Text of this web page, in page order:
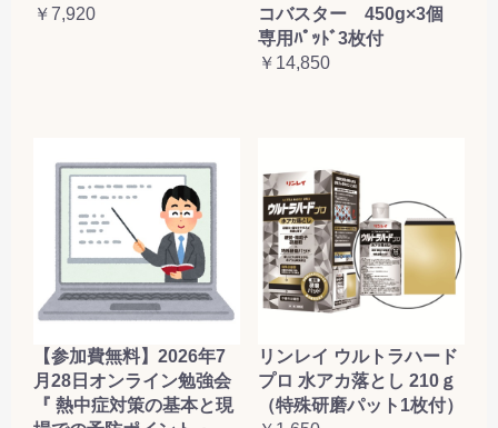
￥7,920
コバスター 450g×3個
専用ﾊﾟｯﾄﾞ3枚付
￥14,850
【参加費無料】2026年7
月28日オンライン勉強会
『 熱中症対策の基本と現
リンレイ ウルトラハード
プロ 水アカ落とし 210ｇ
（特殊研磨パット1枚付）